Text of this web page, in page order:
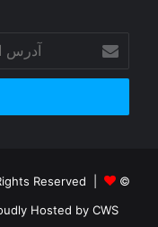
ایمیل
خود
وارد
© Copyright 2026, Channel One HD, All Rights Reserved |
Hosted by CWS